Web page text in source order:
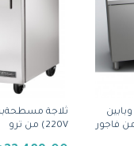
220V) من ترو